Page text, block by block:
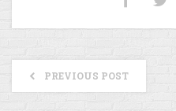
PREVIOUS POST